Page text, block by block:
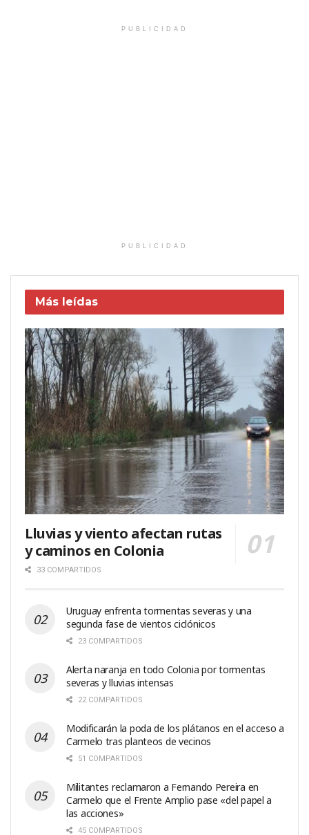
PUBLICIDAD
PUBLICIDAD
Más leídas
Lluvias y viento afectan rutas
y caminos en Colonia
33 COMPARTIDOS
Uruguay enfrenta tormentas severas y una
segunda fase de vientos ciclónicos
23 COMPARTIDOS
Alerta naranja en todo Colonia por tormentas
severas y lluvias intensas
22 COMPARTIDOS
Modificarán la poda de los plátanos en el acceso a
Carmelo tras planteos de vecinos
51 COMPARTIDOS
Militantes reclamaron a Fernando Pereira en
Carmelo que el Frente Amplio pase «del papel a
las acciones»
45 COMPARTIDOS